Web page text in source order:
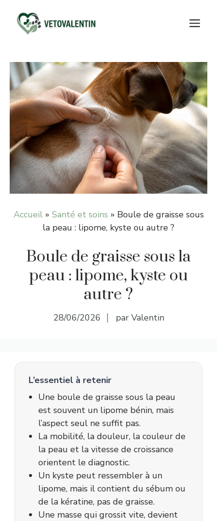
contenu
Accueil» Santé et soins » Boule de graisse sous
la peau : lipome, kyste ou autre ?
Boule de graisse sous la
peau : lipome, kyste ou
autre ?
28/06/2026 par Valentin
L’essentiel à retenir
Une boule de graisse sous la peau
est souvent un lipome bénin, mais
l’aspect seul ne suffit pas.
La mobilité, la douleur, la couleur de
la peau et la vitesse de croissance
orientent le diagnostic.
Un kyste peut ressembler à un
lipome, mais il contient du sébum ou
de la kératine, pas de graisse.
Une masse qui grossit vite, devient